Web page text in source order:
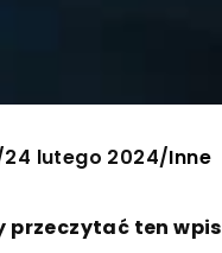
24 lutego 2024/Inne
przeczytać ten wpis